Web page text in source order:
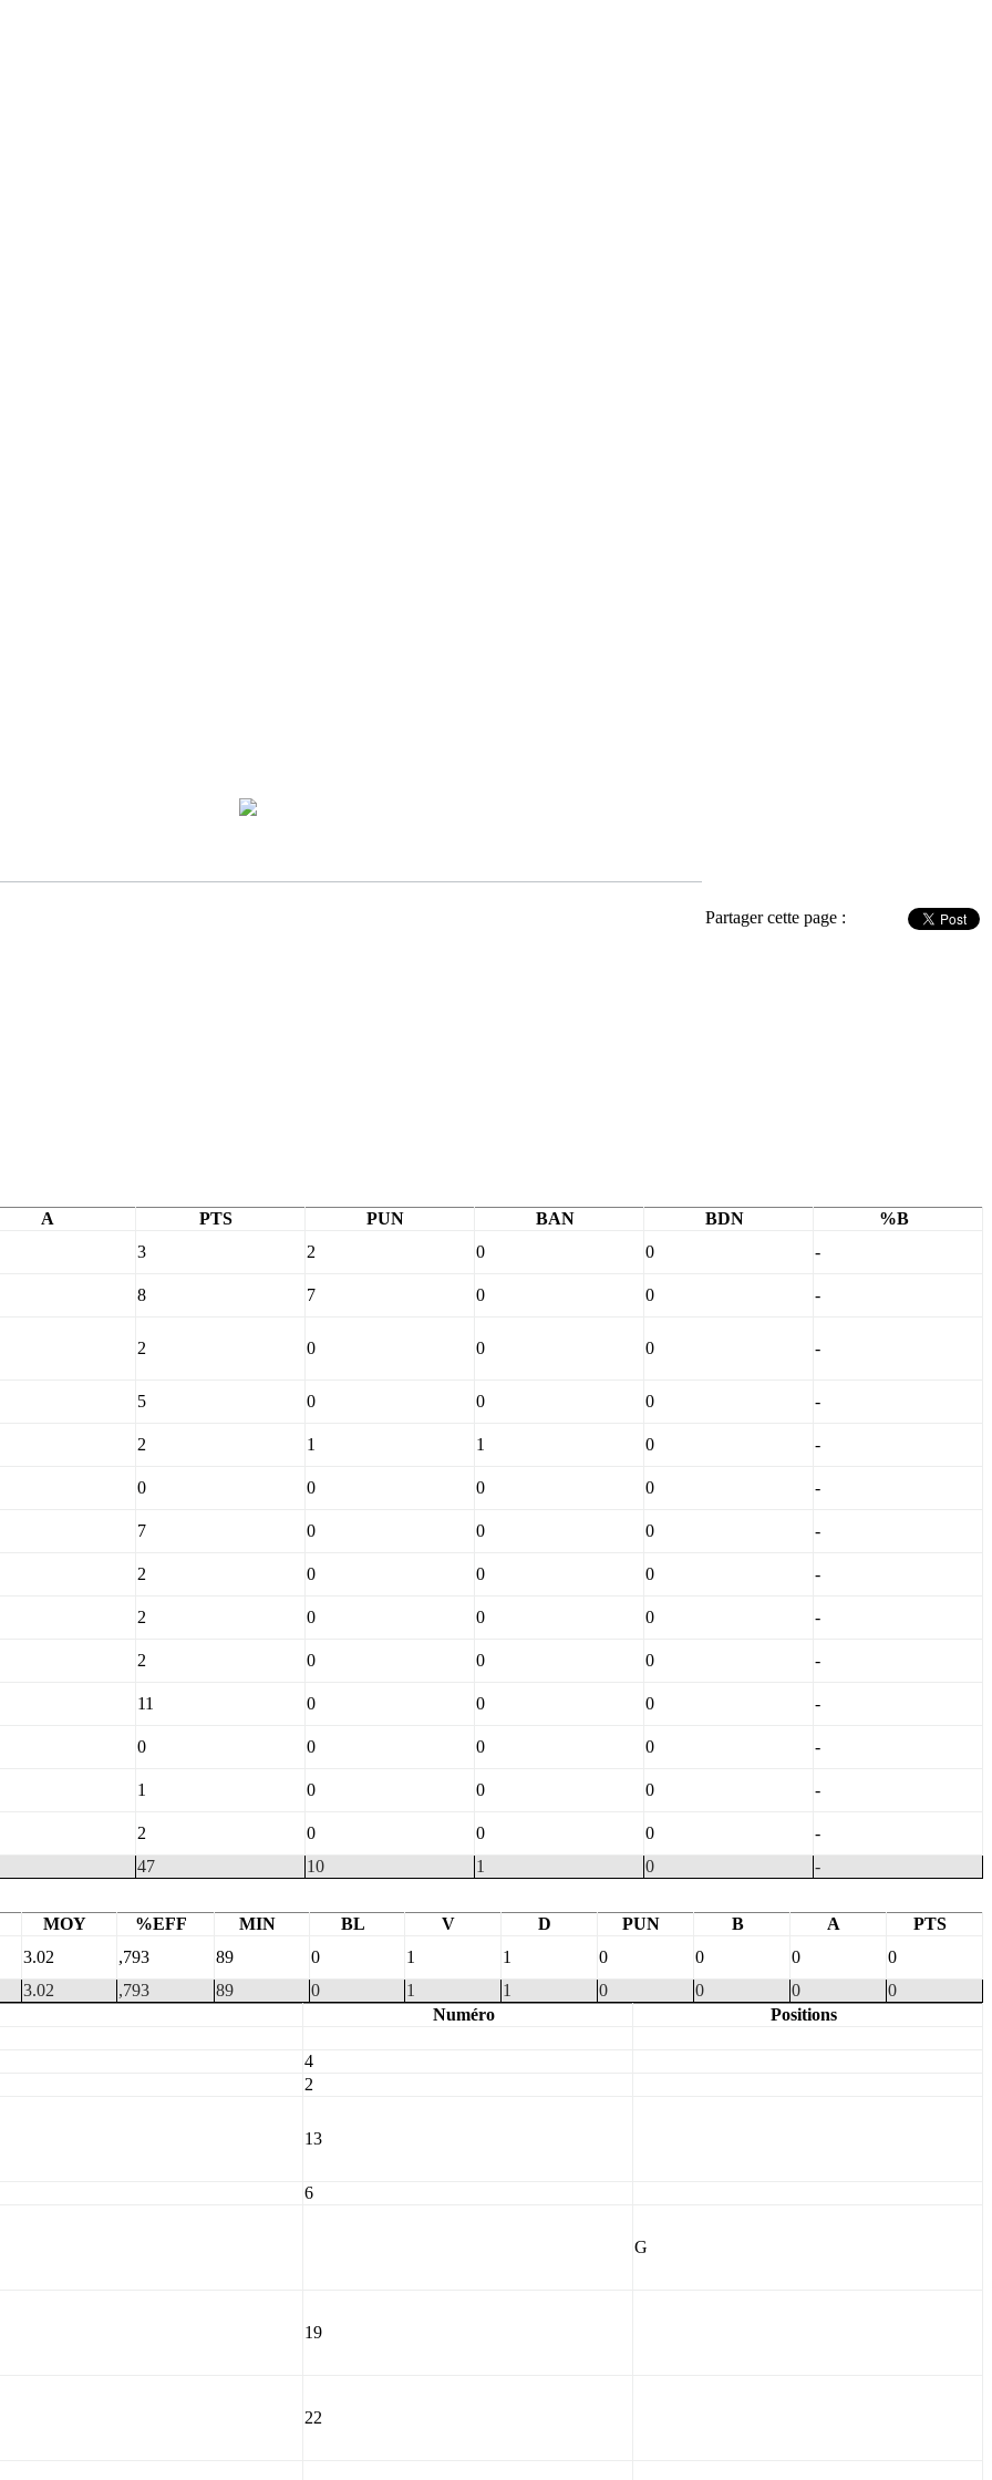
Partager cette page :
A PTS PUN BAN BDN
%B
3 2 0 0
-
8 7 0 0
-
2 0 0 0 -
5 0 0 0
-
2 1 1 0
-
0 0 0 0
-
7 0 0 0
-
2 0 0 0
-
2 0 0 0
-
2 0 0 0
-
11 0 0 0
-
0 0 0 0
-
1 0 0 0
-
2 0 0 0
-
47 10 1 0 -
MOY %EFF MIN BL V D PUN B A
PTS
3.02 ,793 89 0 1 1 0 0 0
0
3.02 ,793 89 0 1 1 0 0 0
0
Numéro
Positions
4
2
13
6
G
19
22